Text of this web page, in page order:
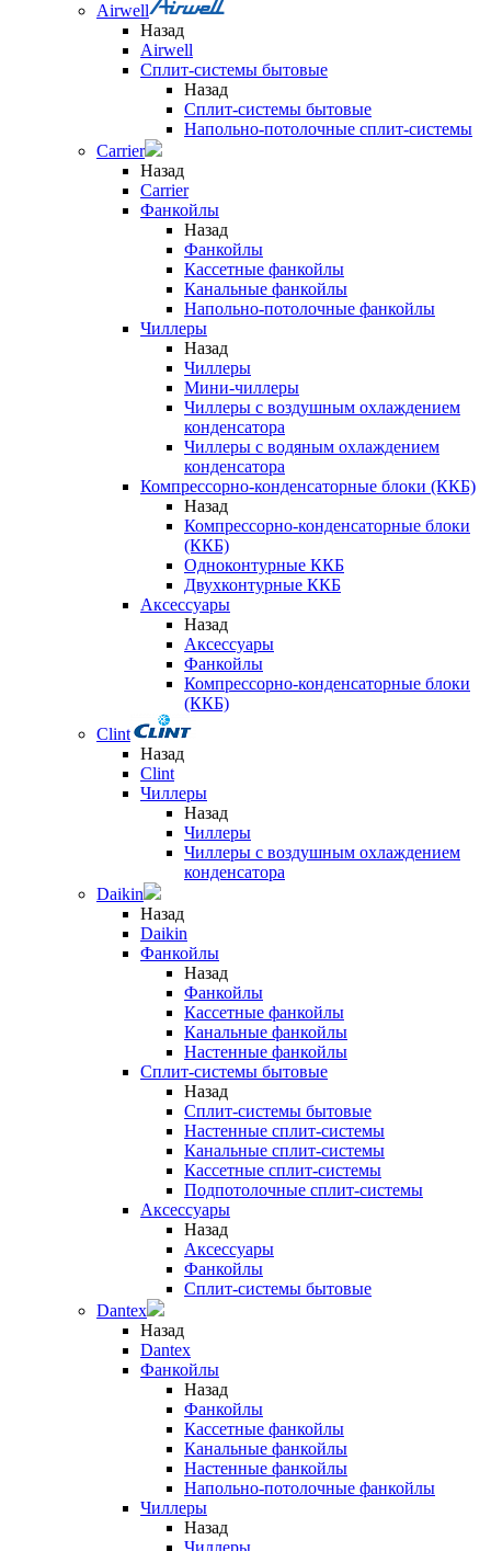
Airwell
Назад
Airwell
Сплит-системы бытовые
Назад
Сплит-системы бытовые
Напольно-потолочные сплит-системы
Carrier
Назад
Carrier
Фанкойлы
Назад
Фанкойлы
Кассетные фанкойлы
Канальные фанкойлы
Напольно-потолочные фанкойлы
Чиллеры
Назад
Чиллеры
Мини-чиллеры
Чиллеры с воздушным охлаждением
конденсатора
Чиллеры с водяным охлаждением
конденсатора
Компрессорно-конденсаторные блоки (ККБ)
Назад
Компрессорно-конденсаторные блоки
(ККБ)
Одноконтурные ККБ
Двухконтурные ККБ
Аксессуары
Назад
Аксессуары
Фанкойлы
Компрессорно-конденсаторные блоки
(ККБ)
Clint
Назад
Clint
Чиллеры
Назад
Чиллеры
Чиллеры с воздушным охлаждением
конденсатора
Daikin
Назад
Daikin
Фанкойлы
Назад
Фанкойлы
Кассетные фанкойлы
Канальные фанкойлы
Настенные фанкойлы
Сплит-системы бытовые
Назад
Сплит-системы бытовые
Настенные сплит-системы
Канальные сплит-системы
Кассетные сплит-системы
Подпотолочные сплит-системы
Аксессуары
Назад
Аксессуары
Фанкойлы
Сплит-системы бытовые
Dantex
Назад
Dantex
Фанкойлы
Назад
Фанкойлы
Кассетные фанкойлы
Канальные фанкойлы
Настенные фанкойлы
Напольно-потолочные фанкойлы
Чиллеры
Назад
Чиллеры